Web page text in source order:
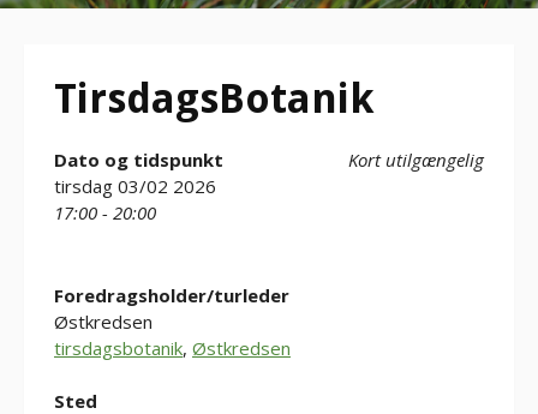
TirsdagsBotanik
Kort utilgængelig
Dato og tidspunkt
tirsdag 03/02 2026
17:00 - 20:00
Foredragsholder/turleder
Østkredsen
tirsdagsbotanik, Østkredsen
Sted